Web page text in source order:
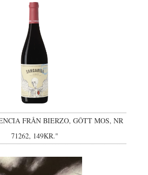
FRÅN BIERZO, GÔTT MOS, NR
71262, 149KR."